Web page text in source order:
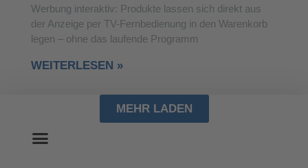
Werbung interaktiv: Produkte lassen sich direkt aus
der Anzeige per TV-Fernbedienung in den Warenkorb
legen – ohne das laufende Programm
WEITERLESEN »
MEHR LADEN